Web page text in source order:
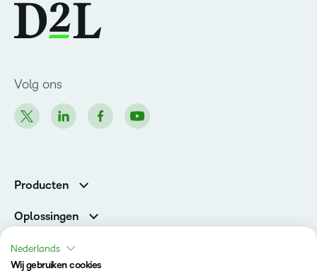
Volg ons
Producten
Diensten en ondersteuning
Oplossingen
Investor Relations
Nederlands
Wij gebruiken cookies